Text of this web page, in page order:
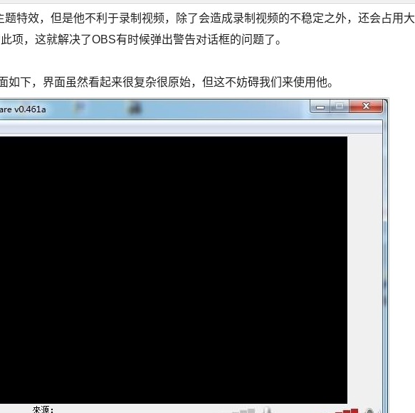
特效，但是他不利于录制视频，除了会造成录制视频的不稳定之外，还会占用大
项，这就解决了OBS有时候弹出警告对话框的问题了。
如下，界面虽然看起来很复杂很原始，但这不妨碍我们来使用他。